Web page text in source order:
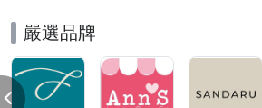
嚴選品牌